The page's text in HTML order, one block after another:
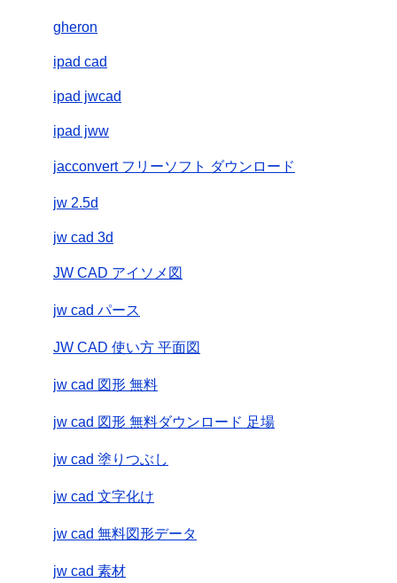
gheron
ipad cad
ipad jwcad
ipad jww
jacconvert フリーソフト ダウンロード
jw 2.5d
jw cad 3d
JW CAD アイソメ図
jw cad パース
JW CAD 使い方 平面図
jw cad 図形 無料
jw cad 図形 無料ダウンロード 足場
jw cad 塗りつぶし
jw cad 文字化け
jw cad 無料図形データ
jw cad 素材